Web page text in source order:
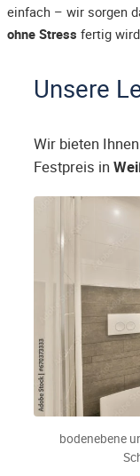
einfach – wir sorgen
ohne Stress fertig
Unsere
Wir bieten
Festpreis in
bodenebene